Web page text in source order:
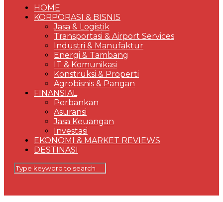
HOME
KORPORASI & BISNIS
Jasa & Logistik
Transportasi & Airport Services
Industri & Manufaktur
Energi & Tambang
IT & Komunikasi
Konstruksi & Properti
Agrobisnis & Pangan
FINANSIAL
Perbankan
Asuransi
Jasa Keuangan
Investasi
EKONOMI & MARKET REVIEWS
DESTINASI